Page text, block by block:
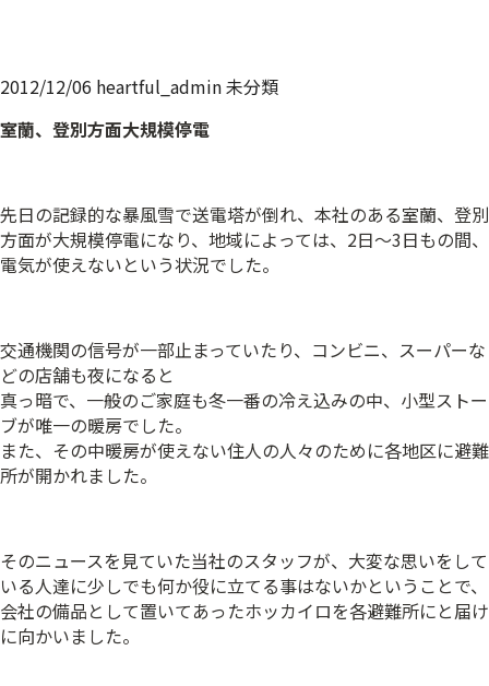
2012/12/06 heartful_admin未分類
室蘭、登別方面大規模停電
先日の記録的な暴風雪で送電塔が倒れ、本社のある室蘭、登別
方面が大規模停電になり、地域によっては、2日～3日もの間、
電気が使えないという状況でした。
交通機関の信号が一部止まっていたり、コンビニ、スーパーな
どの店舗も夜になると
真っ暗で、一般のご家庭も冬一番の冷え込みの中、小型ストー
ブが唯一の暖房でした。
また、その中暖房が使えない住人の人々のために各地区に避難
所が開かれました。
そのニュースを見ていた当社のスタッフが、大変な思いをして
いる人達に少しでも何か役に立てる事はないかということで、
会社の備品として置いてあったホッカイロを各避難所にと届け
に向かいました。